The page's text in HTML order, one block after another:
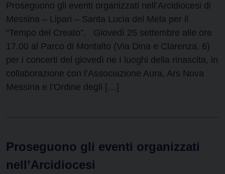
Proseguono gli eventi organizzati nell’Arcidiocesi di
Messina – Lipari – Santa Lucia del Mela per il
“Tempo del Creato”. Giovedì 25 settembre alle ore
17,00 al Parco di Montalto (Via Dina e Clarenza, 6)
per i concerti del giovedì ne I luoghi della rinascita, in
collaborazione con l’Associazione Aura, Ars Nova
Messina e l’Ordine degli […]
Proseguono gli eventi organizzati
nell’Arcidiocesi